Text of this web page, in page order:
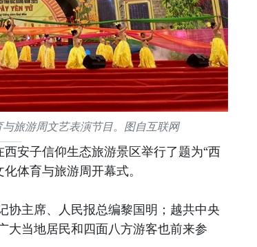
旅游周文艺表演节目。图自互联网
安子信仰生态旅游景区举行了题为“西
体育与旅游周开幕式。
协主席、人民报总编黎国明；越共中央
大当地居民和四面八方游客也前来参